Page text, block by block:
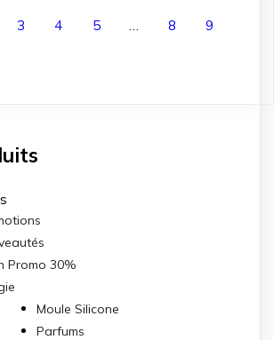
3 4 5 … 8 9
Promo 30%
Moule Silicone
Parfums